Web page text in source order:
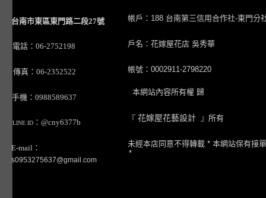
台南市東區東門路二段27號
電話：06-2752198
傳真：06-2352522
手機：0988589637
LINE ID ：@cny6377b
E-mail：
s0953275637@gmail.com
帳戶：188 台南第三信用合作社-東門分
戶名：花嫁屋花店 吳秀華
帳號：0002911-2798220
本網站內容所有權 歸
『 花嫁屋花藝設計 』所有
未經本店同意不得轉載 * 本網站保有接
*